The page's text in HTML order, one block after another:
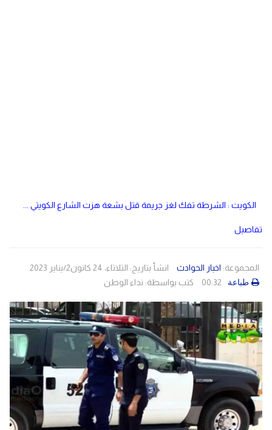
الكويت : الشرطة تفك لغز جريمة قتل بشعة هزت الشارع الكويتي ...
تفاصيل
المجموعة: اخبار الحوادث
انشأ بتاريخ: الثلاثاء، 24 كانون2/يناير 2023
00:32
كتب بواسطة: نداء الوطن طباعة